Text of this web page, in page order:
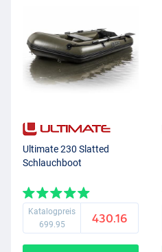
Ultimate 230 Slatted
Schlauchboot
Katalogpreis
699.95
430.16